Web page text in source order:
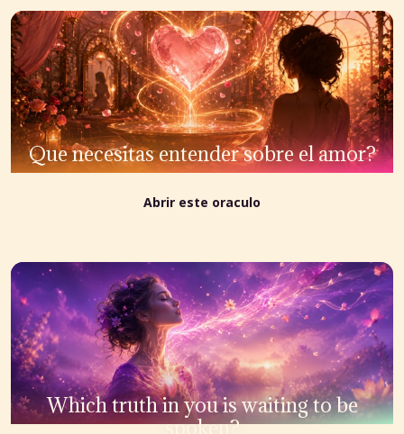
Que necesitas entender sobre el amor?
Abrir este oraculo
Which truth in you is waiting to be
spoken?